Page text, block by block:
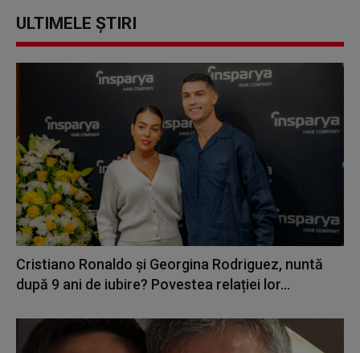
ULTIMELE ȘTIRI
Cristiano Ronaldo și Georgina Rodriguez, nuntă
după 9 ani de iubire? Povestea relației lor...